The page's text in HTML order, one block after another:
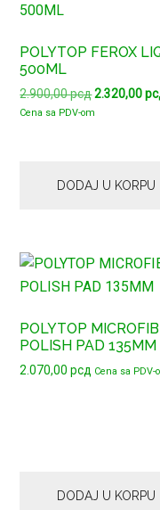
POLYTOP FEROX
500ML
2.900,00рсдOriginalna
cena
2.320,00
Cena sa PDV-om
DODAJ U KORPU
POLYTOP
POLISH PAD 135MM
2.070,00рсд Cena sa PDV-
DODAJ U KORPU